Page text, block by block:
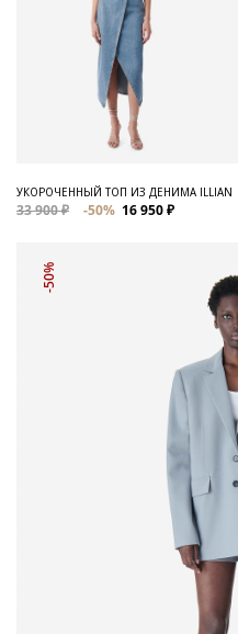
УКОРОЧЕННЫЙ ТОП ИЗ ДЕНИМА ILLIAN
33 900 ₽ -50% 16 950 ₽
-50%